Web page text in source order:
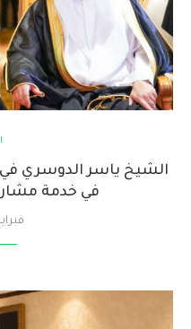
الشيخ ياسر الدوسري في
في خدمة
فبراير 8,